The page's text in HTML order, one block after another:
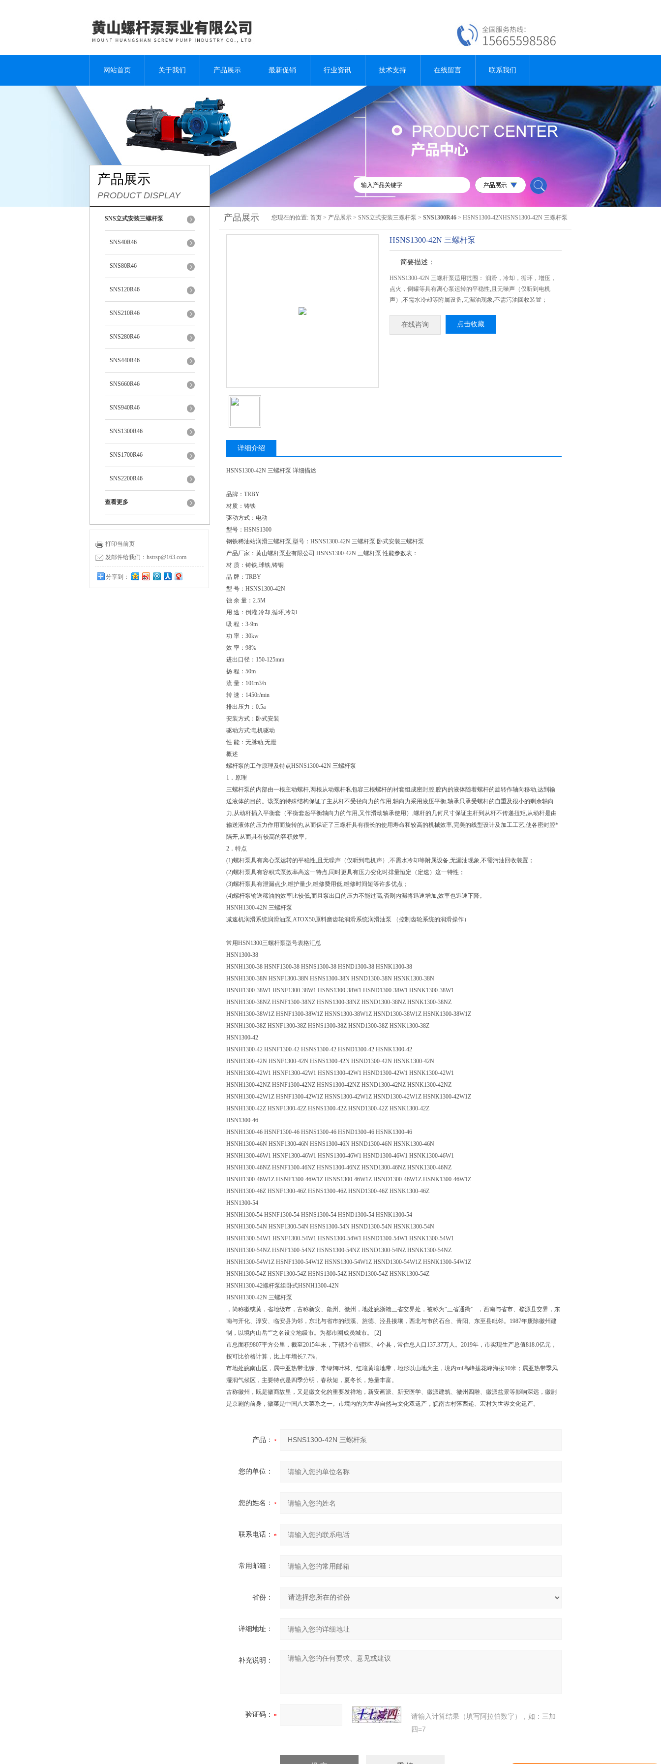
网站首页 关于我们 产品展示 最新促销 行业资讯 技术支持 在线留言 联系我们
产品展示
PRODUCT DISPLAY
SNS立式安装三螺杆泵
SNS40R46
SNS80R46
SNS120R46
SNS210R46
SNS280R46
SNS440R46
SNS660R46
SNS940R46
SNS1300R46
SNS1700R46
SNS2200R46
查看更多
打印当前页
发邮件给我们：hstrsp@163.com
分享到：
产品展示 您现在的位置: 首页 > 产品展示 > SNS立式安装三螺杆泵 > SNS1300R46 > HSNS1300-42NHSNS1300-42N 三螺杆泵
HSNS1300-42N 三螺杆泵
简要描述：
HSNS1300-42N 三螺杆泵适用范围： 润滑，冷却，循环，增压，
点火，倒罐等具有离心泵运转的平稳性,且无噪声（仅听到电机
声）,不需水冷却等附属设备,无漏油现象,不需污油回收装置；
在线咨询 点击收藏
详细介绍
HSNS1300-42N 三螺杆泵 详细描述
品牌：TRBY
材质：铸铁
驱动方式：电动
型号：HSNS1300
钢铁稀油站润滑三螺杆泵,型号：HSNS1300-42N 三螺杆泵 卧式安装三螺杆泵
产品厂家：黄山螺杆泵业有限公司 HSNS1300-42N 三螺杆泵 性能参数表：
材 质：铸铁,球铁,铸铜
品 牌：TRBY
型 号：HSNS1300-42N
蚀 余 量：2.5M
用 途：倒灌,冷却,循环,冷却
吸 程：3-9m
功 率：30kw
效 率：98%
进出口径：150-125mm
扬 程：50m
流 量：101m3/h
转 速：1450r/min
排出压力：0.5a
安装方式：卧式安装
驱动方式:电机驱动
性 能：无脉动,无泄
概述
螺杆泵的工作原理及特点HSNS1300-42N 三螺杆泵
1．原理
三螺杆泵的内部由一根主动螺杆,两根从动螺杆私包容三根螺杆的衬套组成密封腔,腔内的液体随着螺杆的旋转作轴向移动,达到输
送液体的目的。该泵的特殊结构保证了主从杆不受径向力的作用,轴向力采用液压平衡,轴承只承受螺杆的自重及很小的剩余轴向
力,从动杆插入平衡套（平衡套起平衡轴向力的作用,又作滑动轴承使用）,螺杆的几何尺寸保证主杆到从杆不传递扭矩,从动杆是由
输送液体的压力作用而旋转的,从而保证了三螺杆具有很长的使用寿命和较高的机械效率,完美的线型设计及加工工艺,使各密封腔*
隔开,从而具有较高的容积效率。
2．特点
(1)螺杆泵具有离心泵运转的平稳性,且无噪声（仅听到电机声）,不需水冷却等附属设备,无漏油现象,不需污油回收装置；
(2)螺杆泵具有容积式泵效率高这一特点,同时更具有压力变化时排量恒定（定速）这一特性；
(3)螺杆泵具有泄漏点少,维护量少,维修费用低,维修时间短等许多优点；
(4)螺杆泵输送稀油的效率比较低,而且泵出口的压力不能过高,否则内漏将迅速增加,效率也迅速下降。
HSNH1300-42N 三螺杆泵
减速机润滑系统润滑油泵,ATOX50原料磨齿轮润滑系统润滑油泵 （控制齿轮系统的润滑操作）
常用HSN1300三螺杆泵型号表格汇总
HSN1300-38
HSNH1300-38 HSNF1300-38 HSNS1300-38 HSND1300-38 HSNK1300-38
HSNH1300-38N HSNF1300-38N HSNS1300-38N HSND1300-38N HSNK1300-38N
HSNH1300-38W1 HSNF1300-38W1 HSNS1300-38W1 HSND1300-38W1 HSNK1300-38W1
HSNH1300-38NZ HSNF1300-38NZ HSNS1300-38NZ HSND1300-38NZ HSNK1300-38NZ
HSNH1300-38W1Z HSNF1300-38W1Z HSNS1300-38W1Z HSND1300-38W1Z HSNK1300-38W1Z
HSNH1300-38Z HSNF1300-38Z HSNS1300-38Z HSND1300-38Z HSNK1300-38Z
HSN1300-42
HSNH1300-42 HSNF1300-42 HSNS1300-42 HSND1300-42 HSNK1300-42
HSNH1300-42N HSNF1300-42N HSNS1300-42N HSND1300-42N HSNK1300-42N
HSNH1300-42W1 HSNF1300-42W1 HSNS1300-42W1 HSND1300-42W1 HSNK1300-42W1
HSNH1300-42NZ HSNF1300-42NZ HSNS1300-42NZ HSND1300-42NZ HSNK1300-42NZ
HSNH1300-42W1Z HSNF1300-42W1Z HSNS1300-42W1Z HSND1300-42W1Z HSNK1300-42W1Z
HSNH1300-42Z HSNF1300-42Z HSNS1300-42Z HSND1300-42Z HSNK1300-42Z
HSN1300-46
HSNH1300-46 HSNF1300-46 HSNS1300-46 HSND1300-46 HSNK1300-46
HSNH1300-46N HSNF1300-46N HSNS1300-46N HSND1300-46N HSNK1300-46N
HSNH1300-46W1 HSNF1300-46W1 HSNS1300-46W1 HSND1300-46W1 HSNK1300-46W1
HSNH1300-46NZ HSNF1300-46NZ HSNS1300-46NZ HSND1300-46NZ HSNK1300-46NZ
HSNH1300-46W1Z HSNF1300-46W1Z HSNS1300-46W1Z HSND1300-46W1Z HSNK1300-46W1Z
HSNH1300-46Z HSNF1300-46Z HSNS1300-46Z HSND1300-46Z HSNK1300-46Z
HSN1300-54
HSNH1300-54 HSNF1300-54 HSNS1300-54 HSND1300-54 HSNK1300-54
HSNH1300-54N HSNF1300-54N HSNS1300-54N HSND1300-54N HSNK1300-54N
HSNH1300-54W1 HSNF1300-54W1 HSNS1300-54W1 HSND1300-54W1 HSNK1300-54W1
HSNH1300-54NZ HSNF1300-54NZ HSNS1300-54NZ HSND1300-54NZ HSNK1300-54NZ
HSNH1300-54W1Z HSNF1300-54W1Z HSNS1300-54W1Z HSND1300-54W1Z HSNK1300-54W1Z
HSNH1300-54Z HSNF1300-54Z HSNS1300-54Z HSND1300-54Z HSNK1300-54Z
HSNH1300-42螺杆泵组卧式HSNH1300-42N
HSNH1300-42N 三螺杆泵
，简称徽或黄，省地级市，古称新安、歙州、徽州，地处皖浙赣三省交界处，被称为“三省通衢” ，西南与省市、婺源县交界，东
南与开化、淳安、临安县为邻，东北与省市的绩溪、旌德、泾县接壤，西北与市的石台、青阳、东至县毗邻。1987年废除徽州建
制，以境内山岳“”之名设立地级市。为都市圈成员城市。 [2]
市总面积9807平方公里，截至2015年末，下辖3个市辖区、4个县，常住总人口137.37万人。2019年，市实现生产总值818.0亿元，
按可比价格计算，比上年增长7.7%。
市地处皖南山区，属中亚热带北缘、常绿阔叶林、红壤黄壤地带，地形以山地为主，境内zui高峰莲花峰海拔10米；属亚热带季风
湿润气候区，主要特点是四季分明，春秋短，夏冬长，热量丰富。
古称徽州，既是徽商故里，又是徽文化的重要发祥地，新安画派、新安医学、徽派建筑、徽州四雕、徽派盆景等影响深远，徽剧
是京剧的前身，徽菜是中国八大菜系之一。市境内的为世界自然与文化双遗产，皖南古村落西递、宏村为世界文化遗产。
产品：
您的单位：
您的姓名：
联系电话：
常用邮箱：
省份：
详细地址：
补充说明：
验证码：
请输入计算结果（填写阿拉伯数字），如：三加
四=7